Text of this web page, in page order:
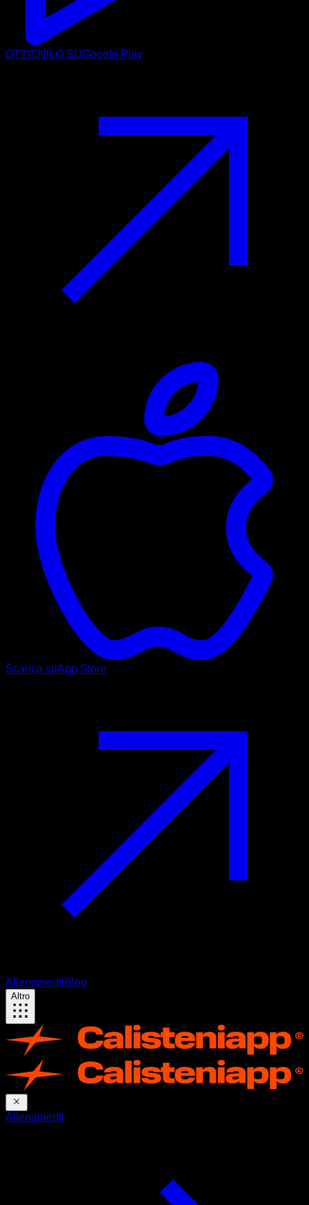
OTTIENILO SUGoogle Play
Scarica suApp Store
AllenamentiBlog
Altro
Allenamenti